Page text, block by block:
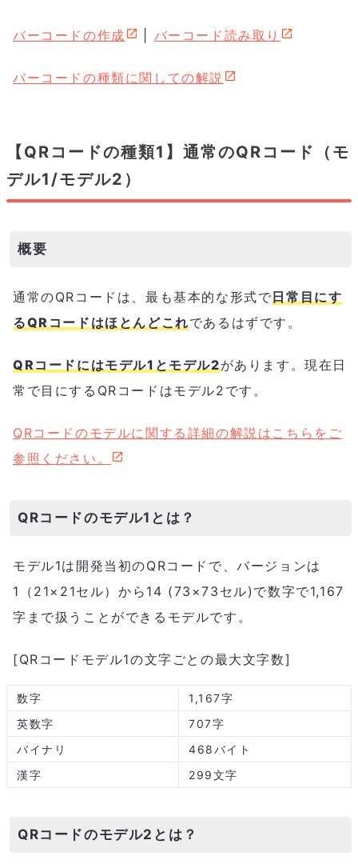
バーコードの作成 バーコード読み取り
バーコードの種類に関しての解説
【QRコードの種類1】通常のQRコード（モ
デル1/モデル2）
概要
通常のQRコードは、最も基本的な形式で日常目にす
るQRコードはほとんどこれであるはずです。
QRコードにはモデル1とモデル2があります。現在日
常で目にするQRコードはモデル2です。
QRコードのモデルに関する詳細の解説はこちらをご
参照ください。
QRコードのモデル1とは？
モデル1は開発当初のQRコードで、バージョンは
1（21×21セル）から14 (73×73セル)で数字で1,167
字まで扱うことができるモデルです。
[QRコードモデル1の文字ごとの最大文字数]
数字
1,167字
英数字
707字
バイナリ
468バイト
漢字
299文字
QRコードのモデル2とは？